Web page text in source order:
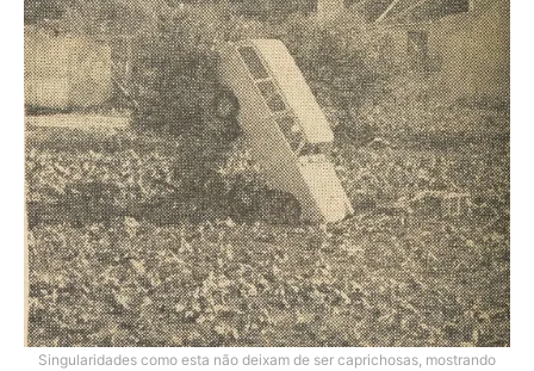
Singularidades como esta não deixam de ser caprichosas, mostrando